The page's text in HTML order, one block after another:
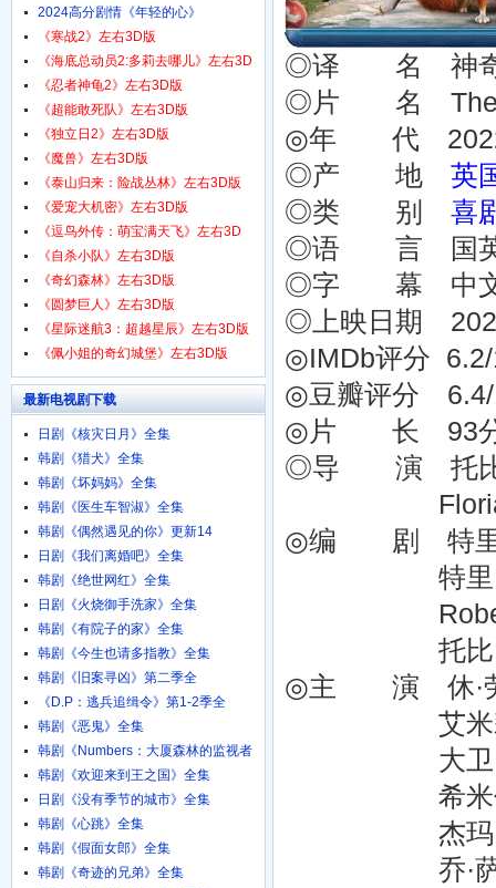
◎译 名 神奇
◎片 名 The
◎年 代
◎产 地 英
◎类 别 喜
◎语 言 国英
◎字 幕 中
◎上映日期
◎IMDb评分 6.2/
◎豆瓣评分 6.4/
◎片 长 93
◎导 演 托比·
Florian
◎编 剧 特里·
特里·普拉
Robert
托比·格恩
◎主 演 休·劳
艾米莉亚·
大卫·休里
希米什·帕
杰玛·阿特
乔·萨格
1080p.HD国语中字
2024高分剧情《年轻的心》
1080p.HD中字
《寒战2》左右3D版
《海底总动员2:多莉去哪儿》左右3D
版
《忍者神龟2》左右3D版
《超能敢死队》左右3D版
《独立日2》左右3D版
《魔兽》左右3D版
《泰山归来：险战丛林》左右3D版
《爱宠大机密》左右3D版
《逗鸟外传：萌宝满天飞》左右3D
版
《自杀小队》左右3D版
《奇幻森林》左右3D版
《圆梦巨人》左右3D版
《星际迷航3：超越星辰》左右3D版
《佩小姐的奇幻城堡》左右3D版
最新电视剧下载
日剧《核灾日月》全集
韩剧《猎犬》全集
韩剧《坏妈妈》全集
韩剧《医生车智淑》全集
韩剧《偶然遇见的你》更新14
日剧《我们离婚吧》全集
韩剧《绝世网红》全集
日剧《火烧御手洗家》全集
韩剧《有院子的家》全集
韩剧《今生也请多指教》全集
韩剧《旧案寻凶》第二季全
《D.P：逃兵追缉令》第1-2季全
韩剧《恶鬼》全集
韩剧《Numbers：大厦森林的监视者
们》全集
韩剧《欢迎来到王之国》全集
日剧《没有季节的城市》全集
韩剧《心跳》全集
韩剧《假面女郎》全集
韩剧《奇迹的兄弟》全集